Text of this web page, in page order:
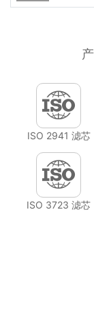
ISO 2941 滤芯
ISO 3723 滤芯